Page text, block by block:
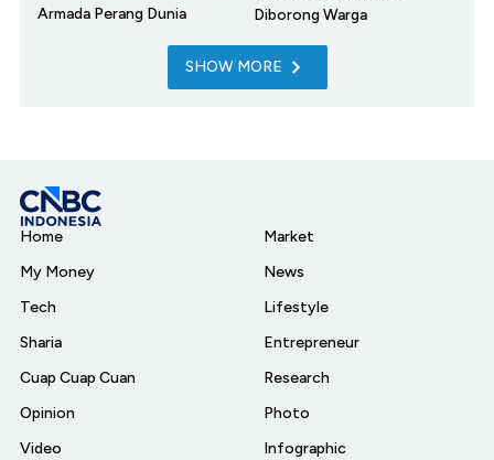
Armada Perang Dunia
Diborong Warga
SHOW MORE
Home
My Money
Tech
Sharia
Cuap Cuap Cuan
Opinion
Video
Market
News
Lifestyle
Entrepreneur
Research
Photo
Infographic